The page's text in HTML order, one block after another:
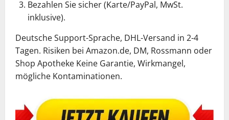
Bezahlen Sie sicher (Karte/PayPal, MwSt.
inklusive).
Deutsche Support-Sprache, DHL-Versand in 2-4
Tagen. Risiken bei Amazon.de, DM, Rossmann oder
Shop Apotheke Keine Garantie, Wirkmangel,
mögliche Kontaminationen.